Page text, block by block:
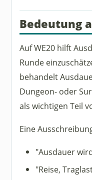
Bedeutung
Auf WE20 hilft
Runde
behandelt
Dungeon- oder
als wichtigen Teil
Eine
"Ausdauer
"Reise,